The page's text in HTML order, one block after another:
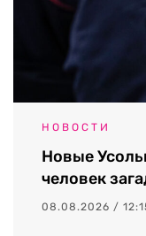
НОВОСТИ
Новые
человек
08.08.2026 /